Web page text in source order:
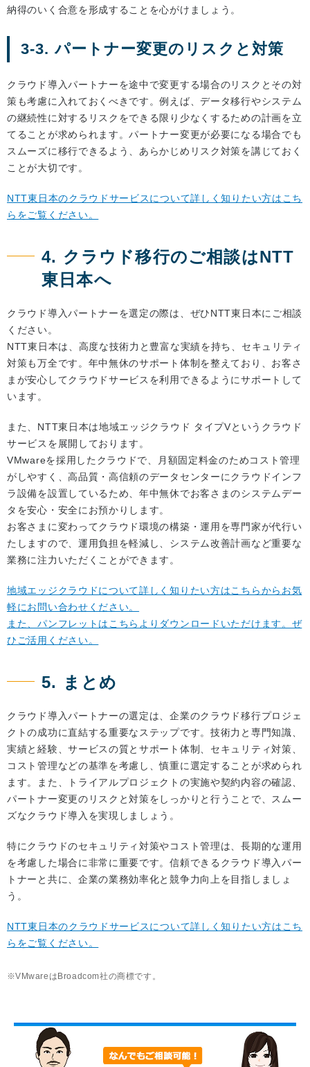
納得のいく合意を形成することを心がけましょう。
3-3. パートナー変更のリスクと対策
クラウド導入パートナーを途中で変更する場合のリスクとその対
策も考慮に入れておくべきです。例えば、データ移行やシステム
の継続性に対するリスクをできる限り少なくするための計画を立
てることが求められます。パートナー変更が必要になる場合でも
スムーズに移行できるよう、あらかじめリスク対策を講じておく
ことが大切です。
NTT東日本のクラウドサービスについて詳しく知りたい方はこち
らをご覧ください。
4. クラウド移行のご相談はNTT
東日本へ
クラウド導入パートナーを選定の際は、ぜひNTT東日本にご相談
ください。
NTT東日本は、高度な技術力と豊富な実績を持ち、セキュリティ
対策も万全です。年中無休のサポート体制を整えており、お客さ
まが安心してクラウドサービスを利用できるようにサポートして
います。
また、NTT東日本は地域エッジクラウド タイプVというクラウド
サービスを展開しております。
VMwareを採用したクラウドで、月額固定料金のためコスト管理
がしやすく、高品質・高信頼のデータセンターにクラウドインフ
ラ設備を設置しているため、年中無休でお客さまのシステムデー
タを安心・安全にお預かりします。
お客さまに変わってクラウド環境の構築・運用を専門家が代行い
たしますので、運用負担を軽減し、システム改善計画など重要な
業務に注力いただくことができます。
地域エッジクラウドについて詳しく知りたい方はこちらからお気
軽にお問い合わせください。
また、パンフレットはこちらよりダウンロードいただけます。ぜ
ひご活用ください。
5. まとめ
クラウド導入パートナーの選定は、企業のクラウド移行プロジェ
クトの成功に直結する重要なステップです。技術力と専門知識、
実績と経験、サービスの質とサポート体制、セキュリティ対策、
コスト管理などの基準を考慮し、慎重に選定することが求められ
ます。また、トライアルプロジェクトの実施や契約内容の確認、
パートナー変更のリスクと対策をしっかりと行うことで、スムー
ズなクラウド導入を実現しましょう。
特にクラウドのセキュリティ対策やコスト管理は、長期的な運用
を考慮した場合に非常に重要です。信頼できるクラウド導入パー
トナーと共に、企業の業務効率化と競争力向上を目指しましょ
う。
NTT東日本のクラウドサービスについて詳しく知りたい方はこち
らをご覧ください。
VMwareはBroadcom社の商標です。